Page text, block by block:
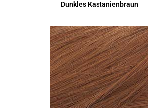
Dunkles Kastanienbraun